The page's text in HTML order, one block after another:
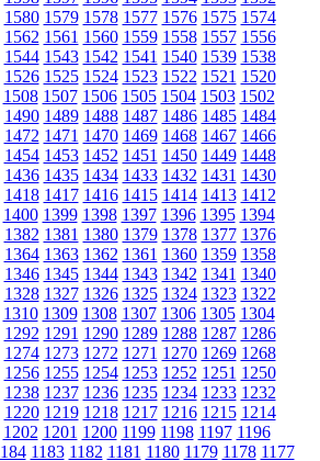
1580 1579 1578 1577 1576 1575 1574
1562 1561 1560 1559 1558 1557 1556
1544 1543 1542 1541 1540 1539 1538
1526 1525 1524 1523 1522 1521 1520
1508 1507 1506 1505 1504 1503 1502
1490 1489 1488 1487 1486 1485 1484
1472 1471 1470 1469 1468 1467 1466
1454 1453 1452 1451 1450 1449 1448
1436 1435 1434 1433 1432 1431 1430
1418 1417 1416 1415 1414 1413 1412
1400 1399 1398 1397 1396 1395 1394
1382 1381 1380 1379 1378 1377 1376
1364 1363 1362 1361 1360 1359 1358
1346 1345 1344 1343 1342 1341 1340
1328 1327 1326 1325 1324 1323 1322
1310 1309 1308 1307 1306 1305 1304
1292 1291 1290 1289 1288 1287 1286
1274 1273 1272 1271 1270 1269 1268
1256 1255 1254 1253 1252 1251 1250
1238 1237 1236 1235 1234 1233 1232
1220 1219 1218 1217 1216 1215 1214
1202 1201 1200 1199 1198 1197 1196
1183 1182 1181 1180 1179 1178 1177